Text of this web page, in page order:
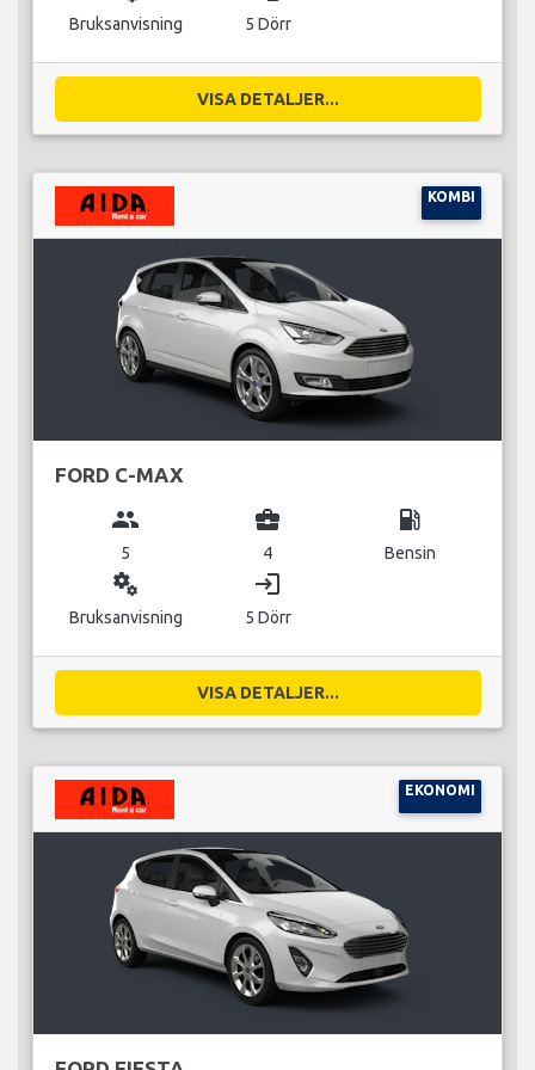
Bruksanvisning 5 Dörr
VISA DETALJER...
KOMBI
FORD C-MAX
group
5
business_center
4
local_gas_station
Bensin
miscellaneous_services
Bruksanvisning
login
5 Dörr
VISA DETALJER...
EKONOMI